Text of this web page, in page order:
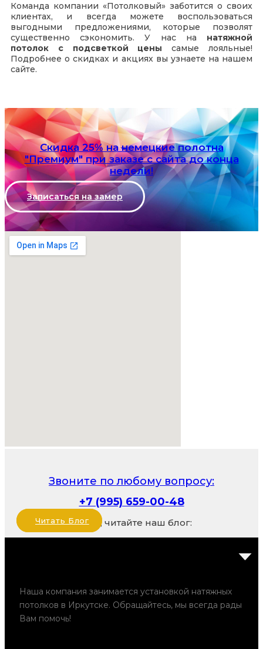
Команда компании «Потолковый» заботится о своих
клиентах, и всегда можете воспользоваться
выгодными предложениями, которые позволят
существенно сэкономить. У нас на натяжной
потолок с подсветкой цены самые лояльные!
Подробнее о скидках и акциях вы узнаете на нашем
сайте.
Скидка 25% на немецкие полотна
"Премиум" при заказе с сайта до конца
недели!
Записаться на замер
Звоните по любому вопросу:
+7 (995) 659-00-48
Также, читайте наш блог:
Читать Блог
Наша компания занимается установкой натяжных
потолков в Иркутске. Обращайтесь, мы всегда рады
Вам помочь!